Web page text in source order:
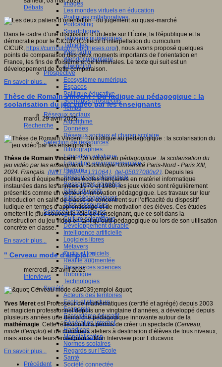
Images
Les mondes virtuels en éducation
Pratiques collaboratives
Podcasting
Smartphones
Tableaux numériques
Tablettes
Web radio
Webdocumentaire
eTwinning
Prospective
Ecosystème numérique
Espaces
Politique éducative
Scénarios prospectifs
Temps
Réseaux sociaux
Algorithme
Données
Réseaux sociaux et champ scolaire
Sélection de ressources
Bibliographies
Education artistique
Education environnementale
Histoire
Ressources citoyenneté
Ressources sciences
Sites éducatifs
Sites pédagogiques
Sites ressources
Sciences et techniques
Culture scientifique
Développement durable
Intelligence artificielle
Logiciels libres
Métavers
Outils et logiciels
Réalité augmentée
Ressources sciences
Robotique
Technologies
Société
Acteurs des territoires
Ecole et structure
Economie
Ecosystème éducatif
Génération internet
Handicap
Mondialisation
Normes scolaires
Regards sur l’Ecole
Santé
Société connectée
Débats
Dans le cadre d’une discussion d’un texte sur l’École, la République et la
démocratie pour le CICUR (Collectif d’interpellation du curriculum
CICUR, https://curriculum.hypotheses.org/), nous avons proposé quelques
points de comparaison des deux moments importants de l’orientation en
France, les fins de troisième et de terminales. Le texte qui suit est un
développement de cette comparaison.
En savoir plus...
Thèse de Romain Vincent : Du ludique au pédagogique : la
scolarisation du jeu vidéo par les enseignants
mardi, 29 avril 2025
Recherche
Thèse de Romain Vincent:Du ludique au pédagogique : la scolarisation du
jeu vidéo par les enseignants. Sociologie. Université Paris-Nord - Paris XIII,
2024. Français. ⟨NNT : 2024PA131064⟩. ⟨tel-05037080v2⟩. Depuis les
politiques d’équipement des écoles françaises en matériel informatique
instaurées dans les années 1970 et 1980, les jeux vidéo sont régulièrement
présentés comme un vecteur d’innovation pédagogique. Les travaux sur leur
introduction en salle de classe se concentrent sur l’efficacité du dispositif
ludique en termes d’apprentissage et de motivation des élèves. Ces études
omettent le plus souvent le rôle de l’enseignant, que ce soit dans la
construction du jeu vidéo en tant qu’outil pédagogique ou lors de son utilisation
concrète en classe.
En savoir plus...
" Cerveau mode d'emploi "
mercredi, 23 avril 2025
Interviews
Yves Meret est Professeur de mathématiques (certifié et agrégé) depuis 2003
et magicien professionnel depuis une vingtaine d’années, a développé depuis
plusieurs années une démarche pédagogique innovante autour de la
mathémagie . Cette réflexion lui a permis de créer un spectacle (Cerveau,
mode d’emploi) et de nombreux ateliers à destination d’élèves de tous niveaux,
mais aussi de leurs enseignants. Mon Interview pour Educavox.
En savoir plus...
Précédent